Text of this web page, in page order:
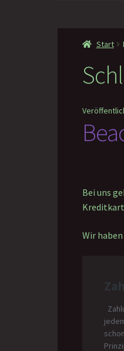
Start
Bei uns
Wir